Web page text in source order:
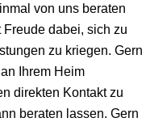
von uns beraten
dabei, sich zu
zu kriegen. Gern
Ihrem Heim
direkten Kontakt zu
beraten lassen. Gern